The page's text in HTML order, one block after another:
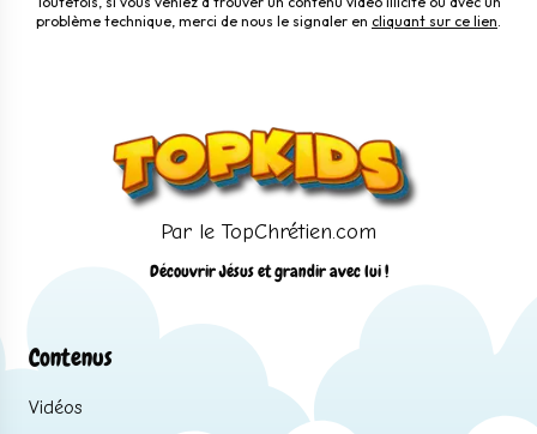
problème technique, merci de nous le signaler en cliquant sur ce lien.
Par le TopChrétien.com
Découvrir Jésus et grandir avec lui !
Contenus
Vidéos